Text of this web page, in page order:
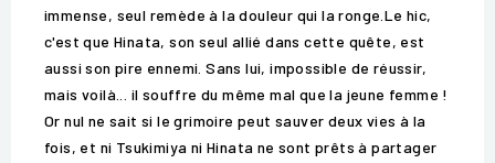
immense, seul remède à la douleur qui la ronge.Le hic,
c'est que Hinata, son seul allié dans cette quête, est
aussi son pire ennemi. Sans lui, impossible de réussir,
mais voilà... il souffre du même mal que la jeune femme !
Or nul ne sait si le grimoire peut sauver deux vies à la
fois, et ni Tsukimiya ni Hinata ne sont prêts à partager